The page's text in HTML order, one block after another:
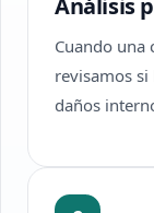
Análisis
Cuando una
revisamos si
daños